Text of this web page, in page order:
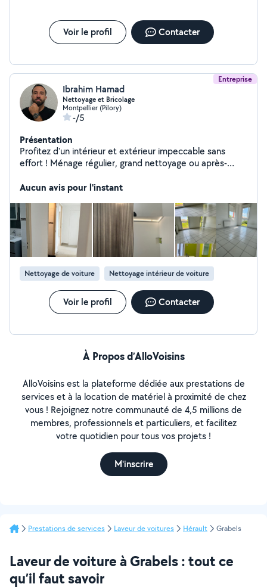
Voir le profil Contacter
Entreprise
Ibrahim Hamad
Nettoyage et Bricolage
Montpellier (Pilory)
-/5
Présentation
Profitez d'un intérieur et extérieur impeccable sans
effort ! Ménage régulier, grand nettoyage ou après-
services de qualité avec des engagements de sécurité
préserver notre environnement et notre planète. Votre
satisfaction garantie. J'offre aussi mes sévices des
petits bricolage comme peinture jardinage décoration ,
montage de meuble.. Nettoyage voitures canapé
moquette et autres N'hésitez pas à me contacter
Aucun avis pour l'instant
Nettoyage de voiture Nettoyage intérieur de voiture
Voir le profil Contacter
À Propos d’AlloVoisins
AlloVoisins est la plateforme dédiée aux prestations de
services et à la location de matériel à proximité de chez
vous ! Rejoignez notre communauté de 4,5 millions de
membres, professionnels et particuliers, et facilitez
votre quotidien pour tous vos projets !
M'inscrire
Prestations de services Laveur de voitures Hérault Grabels
Laveur de voiture à Grabels : tout ce
qu’il faut savoir